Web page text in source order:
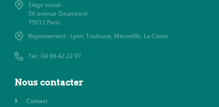
Siège social :
56 avenue Daumesnil
75012 Paris
Rayonnement : Lyon, Toulouse, Marseillle, La Ciotat
Tel : 04 88 42 22 97
Nous contacter
Contact